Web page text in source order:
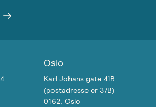
Oslo
Karl Johans gate 41B
(postadresse er 37B)
0162, Oslo